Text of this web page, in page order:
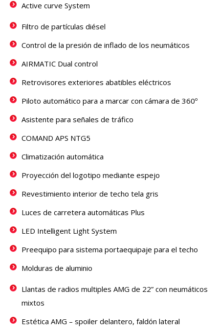
Active curve System
Filtro de partículas diésel
Control de la presión de inflado de los neumáticos
AIRMATIC Dual control
Retrovisores exteriores abatibles eléctricos
Piloto automático para a marcar con cámara de 360º
Asistente para señales de tráfico
COMAND APS NTG5
Climatización automática
Proyección del logotipo mediante espejo
Revestimiento interior de techo tela gris
Luces de carretera automáticas Plus
LED Intelligent Light System
Preequipo para sistema portaequipaje para el techo
Molduras de aluminio
Llantas de radios multiples AMG de 22” con neumáticos
mixtos
Estética AMG – spoiler delantero, faldón lateral